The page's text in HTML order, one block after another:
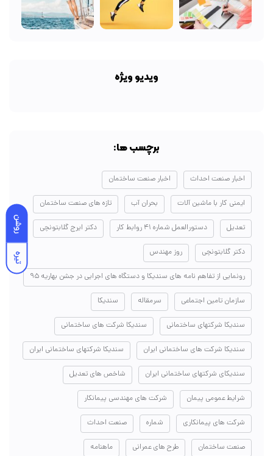
روشن
تیره
ویدیو ویژه
برچسب ها:
اخبار صنعت احداث اخبار صنعت ساختمان
ایمنی کار با ماشین آلات بحران آب تازه های صنعت ساختمان
تعدیل دستورالعمل شماره ۴۱ روابط کار دکتر ایرج گلابتونچی
دکتر گلابتونچی روز مهندس
رونمایی از تفاهم نامه های سندیکا و دستگاه های اجرایی در جشن بهاریه ۹۵
سازمان تامین اجتماعی سرمقاله سندیکا
سندیکا شرکتهای ساختمانی سندیکا شرکت های ساختمانی
سندیکا شرکت های ساختمانی ایران سندیکا شرکتهای ساختمانی ایران
سندیکای شرکتهای ساختمانی ایران شاخص های تعدیل
شرایط عمومی پیمان شرکت های مهندسی پیمانکار
شرکت های پیمانکاری شماره صنعت احداث
صنعت ساختمان طرح های عمرانی ماهنامه